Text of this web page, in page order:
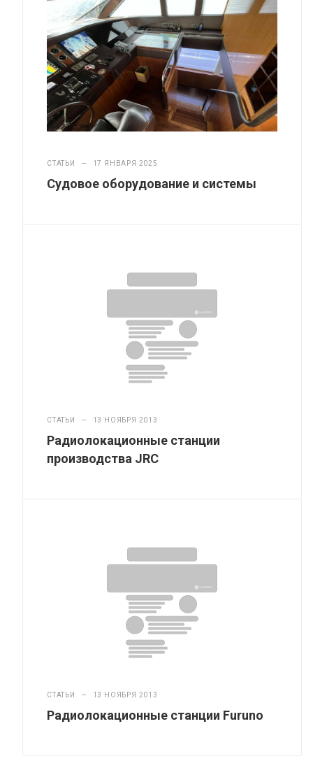
СТАТЬИ — 17 ЯНВАРЯ 2025
Судовое оборудование и системы
СТАТЬИ — 13 НОЯБРЯ 2013
Радиолокационные станции
производства JRC
СТАТЬИ — 13 НОЯБРЯ 2013
Радиолокационные станции Furuno